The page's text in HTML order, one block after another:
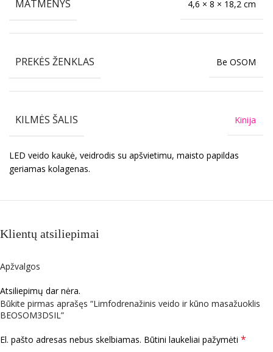
MATMENYS 4,6 × 8 × 18,2 cm
PREKĖS ŽENKLAS Be OSOM
KILMĖS ŠALIS Kinija
LED veido kaukė, veidrodis su apšvietimu, maisto papildas
geriamas kolagenas.
Klientų atsiliepimai
Apžvalgos
Atsiliepimų dar nėra.
Būkite pirmas aprašęs “Limfodrenažinis veido ir kūno masažuoklis
BEOSOM3DSIL”
El. pašto adresas nebus skelbiamas. Būtini laukeliai pažymėti *